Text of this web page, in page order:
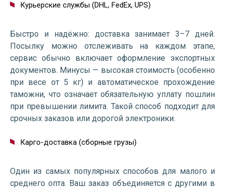
Курьерские службы (DHL, FedEx, UPS)
Быстро и надёжно: доставка занимает 3–7 дней.
Посылку можно отслеживать на каждом этапе,
сервис обычно включает оформление экспортных
документов. Минусы — высокая стоимость (особенно
при весе от 5 кг) и автоматическое прохождение
таможни, что означает обязательную уплату пошлин
при превышении лимита. Такой способ подходит для
срочных заказов или дорогой электроники.
Карго-доставка (сборные грузы)
Один из самых популярных способов для малого и
среднего опта. Ваш заказ объединяется с другими в